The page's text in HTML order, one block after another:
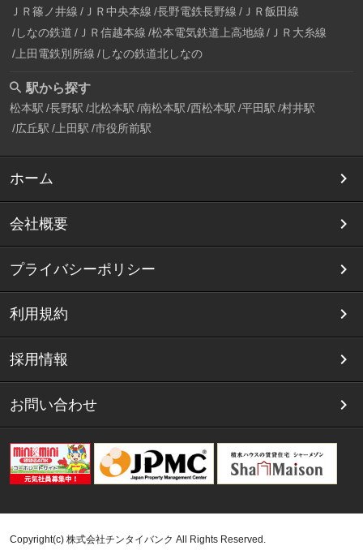
ＪＲ篠ノ井線 ＪＲ中央本線 長野電鉄長野線 ＪＲ飯田線
しなの鉄道 ＪＲ信越本線 松本電気鉄道上高地線
ＪＲ大糸線
上田電鉄別所線 しなの鉄道北しなの
駅から探す
松本駅 長野駅 北松本駅 南松本駅 西松本駅 平田駅 村井駅
広丘駅 上田駅 市役所前駅
ホーム
会社概要
プライバシーポリシー
利用規約
採用情報
お問い合わせ
Copyright(c) 株式会社チンタイバンク All Rights Reserved.